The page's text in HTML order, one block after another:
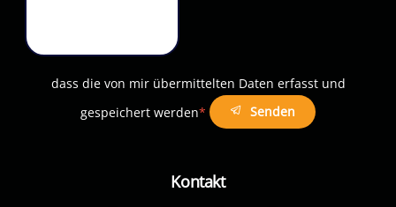
dass die von mir übermittelten Daten erfasst und
gespeichert werden* Senden
Kontakt